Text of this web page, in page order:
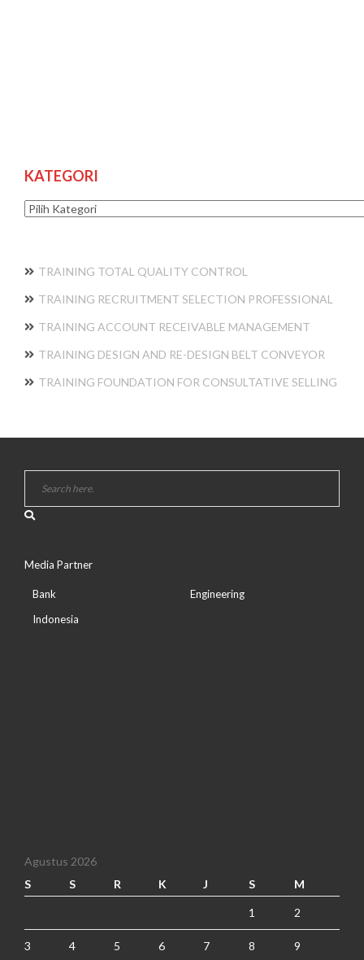
KATEGORI
Kategori
TRAINING TOTAL QUALITY CONTROL
TRAINING RECRUITMENT SELECTION PROFESSIONAL
TRAINING ACCOUNT RECEIVABLE MANAGEMENT
TRAINING DESIGN AND RE-DESIGN BELT CONVEYOR
TRAINING FOUNDATION FOR CONSULTATIVE SELLING
Media Partner
Bank
Indonesia
Engineering
Agustus 2026
S
S R K J S M
1 2
3 4 5 6 7 8 9